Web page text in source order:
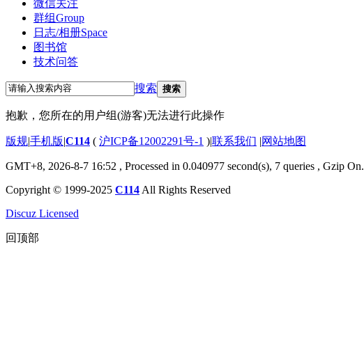
微信关注
群组Group
日志/相册Space
图书馆
技术问答
搜索 搜索
抱歉，您所在的用户组(游客)无法进行此操作
版规|手机版|C114 ( 沪ICP备12002291号-1 )|联系我们 |网站地图
GMT+8, 2026-8-7 16:52 , Processed in 0.040977 second(s), 7 queries , Gzip On.
Copyright © 1999-2025 C114 All Rights Reserved
Discuz Licensed
回顶部